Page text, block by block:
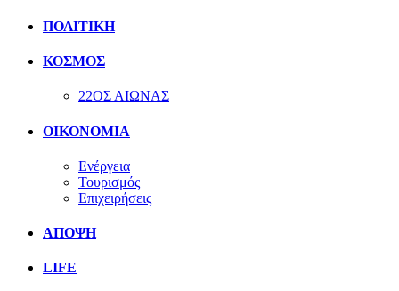
ΠΟΛΙΤΙΚΗ
ΚΟΣΜΟΣ
22ΟΣ ΑΙΩΝΑΣ
ΟΙΚΟΝΟΜΙΑ
Ενέργεια
Τουρισμός
Επιχειρήσεις
ΑΠΟΨΗ
LIFE